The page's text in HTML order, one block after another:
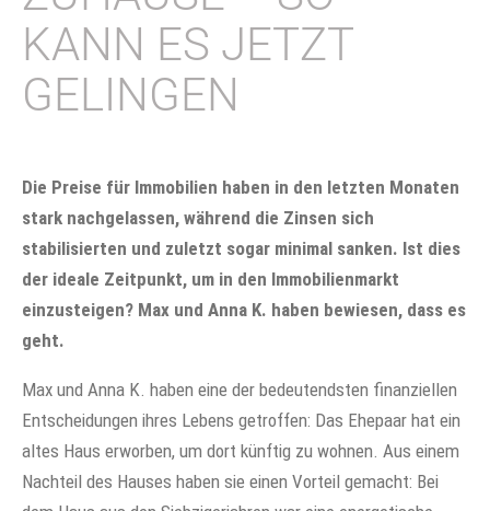
KANN ES JETZT
GELINGEN
Die Preise für Immobilien haben in den letzten Monaten
stark nachgelassen, während die Zinsen sich
stabilisierten und zuletzt sogar minimal sanken. Ist dies
der ideale Zeitpunkt, um in den Immobilienmarkt
einzusteigen? Max und Anna K. haben bewiesen, dass es
geht.
Max und Anna K. haben eine der bedeutendsten finanziellen
Entscheidungen ihres Lebens getroffen: Das Ehepaar hat ein
altes Haus erworben, um dort künftig zu wohnen. Aus einem
Nachteil des Hauses haben sie einen Vorteil gemacht: Bei